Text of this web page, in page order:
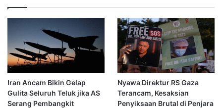
Iran Ancam Bikin Gelap
Gulita Seluruh Teluk jika AS
Serang Pembangkit
Nyawa Direktur RS Gaza
Terancam, Kesaksian
Penyiksaan Brutal di Penjara